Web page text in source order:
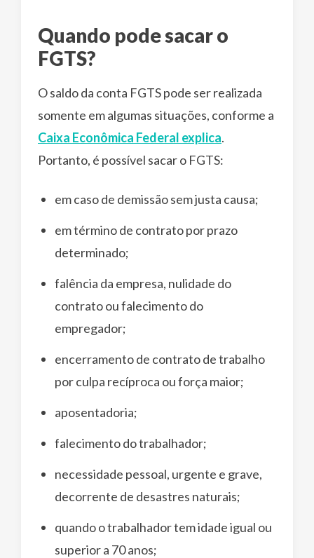
Quando pode sacar o
FGTS?
O saldo da conta FGTS pode ser realizada
somente em algumas situações, conforme a
Caixa Econômica Federal explica.
Portanto, é possível sacar o FGTS:
em caso de demissão sem justa causa;
em término de contrato por prazo
determinado;
falência da empresa, nulidade do
contrato ou falecimento do
empregador;
encerramento de contrato de trabalho
por culpa recíproca ou força maior;
aposentadoria;
falecimento do trabalhador;
necessidade pessoal, urgente e grave,
decorrente de desastres naturais;
quando o trabalhador tem idade igual ou
superior a 70 anos;